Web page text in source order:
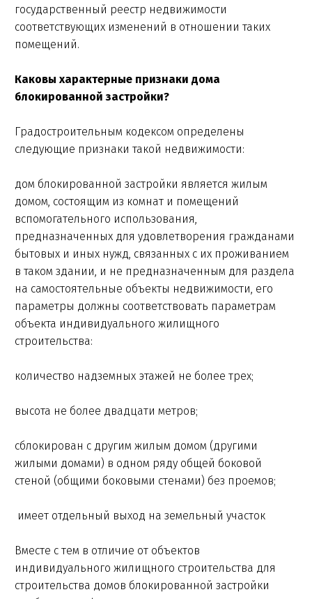
государственный реестр недвижимости
соответствующих изменений в отношении таких
помещений.
Каковы характерные признаки дома
блокированной застройки?
Градостроительным кодексом определены
следующие признаки такой недвижимости:
дом блокированной застройки является жилым
домом, состоящим из комнат и помещений
вспомогательного использования,
предназначенных для удовлетворения гражданами
бытовых и иных нужд, связанных с их проживанием
в таком здании, и не предназначенным для раздела
на самостоятельные объекты недвижимости, его
параметры должны соответствовать параметрам
объекта индивидуального жилищного
строительства:
количество надземных этажей не более трех;
высота не более двадцати метров;
сблокирован с другим жилым домом (другими
жилыми домами) в одном ряду общей боковой
стеной (общими боковыми стенами) без проемов;
имеет отдельный выход на земельный участок
Вместе с тем в отличие от объектов
индивидуального жилищного строительства для
строительства домов блокированной застройки